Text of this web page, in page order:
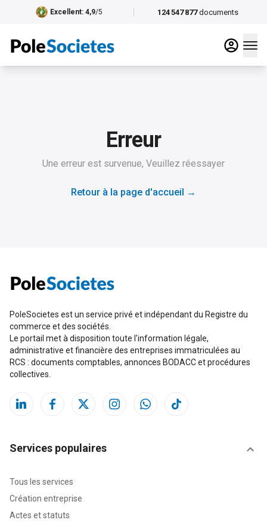
124 547 877 documents
Excellent: 4,9/5
Erreur
Une erreur est survenue, Veuillez réessayer
Retour à la page d'accueil →
PoleSocietes est un service privé et indépendant du Registre du
commerce et des sociétés.
Le portail met à disposition toute l'information légale,
administrative et financière des entreprises immatriculées au
RCS : documents comptables, annonces BODACC et procédures
collectives.
Services populaires
Tous les services
Création entreprise
Actes et statuts